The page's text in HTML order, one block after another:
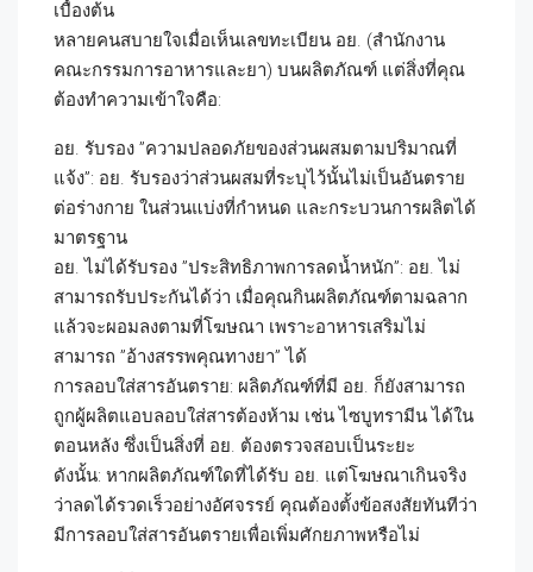
เบื้องต้น
หลายคนสบายใจเมื่อเห็นเลขทะเบียน อย. (สำนักงาน
คณะกรรมการอาหารและยา) บนผลิตภัณฑ์ แต่สิ่งที่คุณ
ต้องทำความเข้าใจคือ:
อย. รับรอง ”ความปลอดภัยของส่วนผสมตามปริมาณที่
แจ้ง”: อย. รับรองว่าส่วนผสมที่ระบุไว้นั้นไม่เป็นอันตราย
ต่อร่างกาย ในส่วนแบ่งที่กำหนด และกระบวนการผลิตได้
มาตรฐาน
อย. ไม่ได้รับรอง ”ประสิทธิภาพการลดน้ำหนัก”: อย. ไม่
สามารถรับประกันได้ว่า เมื่อคุณกินผลิตภัณฑ์ตามฉลาก
แล้วจะผอมลงตามที่โฆษณา เพราะอาหารเสริมไม่
สามารถ ”อ้างสรรพคุณทางยา” ได้
การลอบใส่สารอันตราย: ผลิตภัณฑ์ที่มี อย. ก็ยังสามารถ
ถูกผู้ผลิตแอบลอบใส่สารต้องห้าม เช่น ไซบูทรามีน ได้ใน
ตอนหลัง ซึ่งเป็นสิ่งที่ อย. ต้องตรวจสอบเป็นระยะ
ดังนั้น: หากผลิตภัณฑ์ใดที่ได้รับ อย. แต่โฆษณาเกินจริง
ว่าลดได้รวดเร็วอย่างอัศจรรย์ คุณต้องตั้งข้อสงสัยทันทีว่า
มีการลอบใส่สารอันตรายเพื่อเพิ่มศักยภาพหรือไม่